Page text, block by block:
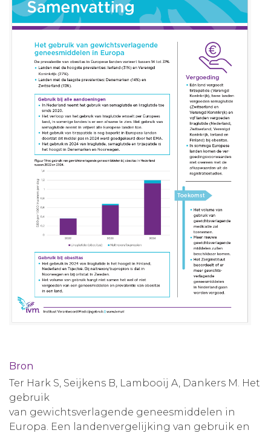
Bron
Ter Hark S, Seijkens B, Lambooij A, Dankers M. Het
gebruik
van gewichtsverlagende geneesmiddelen in
Europa. Een landenvergelijking van gebruik en